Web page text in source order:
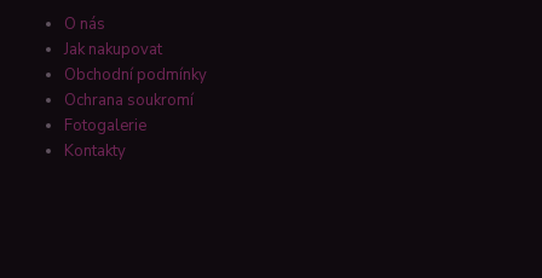
O nás
Jak nakupovat
Obchodní podmínky
Ochrana soukromí
Fotogalerie
Kontakty